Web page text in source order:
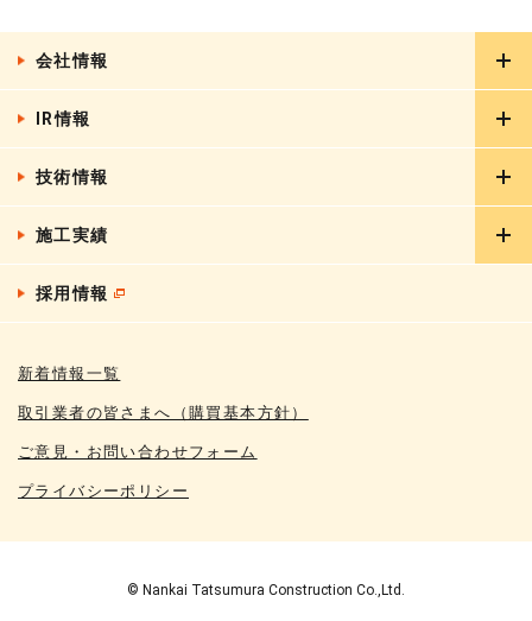
会社情報
ごあいさつ
会社概要
グループ会社
CSR
IR情報
IRニュース
経営情報
業績・財務データ
IRライブラリ
IRカレンダー
FAQ
電子公告
ディスクロージャーポリシー
免責事項
技術情報
リフォーム工事
分譲マンション大規模修繕工事
土壌・地下水汚染調査対策システム
ZEH-M
EV外断熱工法
NEP外断熱工法
施工実績
建築実績一覧
鉄道実績一覧
採用情報
新着情報一覧
取引業者の皆さまへ（購買基本方針）
ご意見・お問い合わせフォーム
プライバシーポリシー
© Nankai Tatsumura Construction Co.,Ltd.